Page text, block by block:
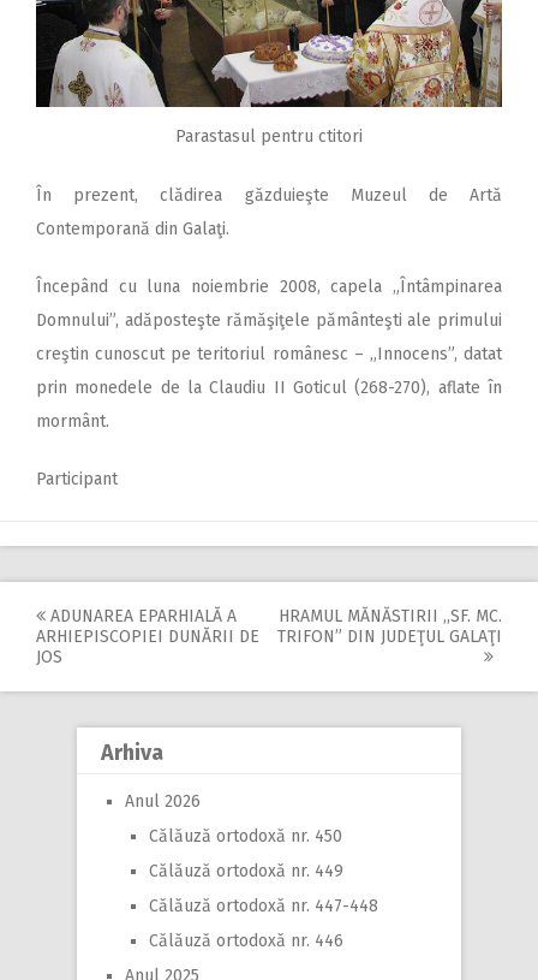
Parastasul pentru ctitori
În prezent, clădirea găzduieşte Muzeul de Artă
Contemporană din Galaţi.
Începând cu luna noiembrie 2008, capela „Întâmpinarea
Domnului”, adăposteşte rămăşiţele pământeşti ale primului
creştin cunoscut pe teritoriul românesc – „Innocens”, datat
prin monedele de la Claudiu II Goticul (268-270), aflate în
mormânt.
Participant
Post
navigation
ADUNAREA EPARHIALĂ A
ARHIEPISCOPIEI DUNĂRII DE
JOS
HRAMUL MĂNĂSTIRII ,,SF. MC.
TRIFON” DIN JUDEŢUL GALAŢI
Arhiva
Anul 2026
Călăuză ortodoxă nr. 450
Călăuză ortodoxă nr. 449
Călăuză ortodoxă nr. 447-448
Călăuză ortodoxă nr. 446
Anul 2025